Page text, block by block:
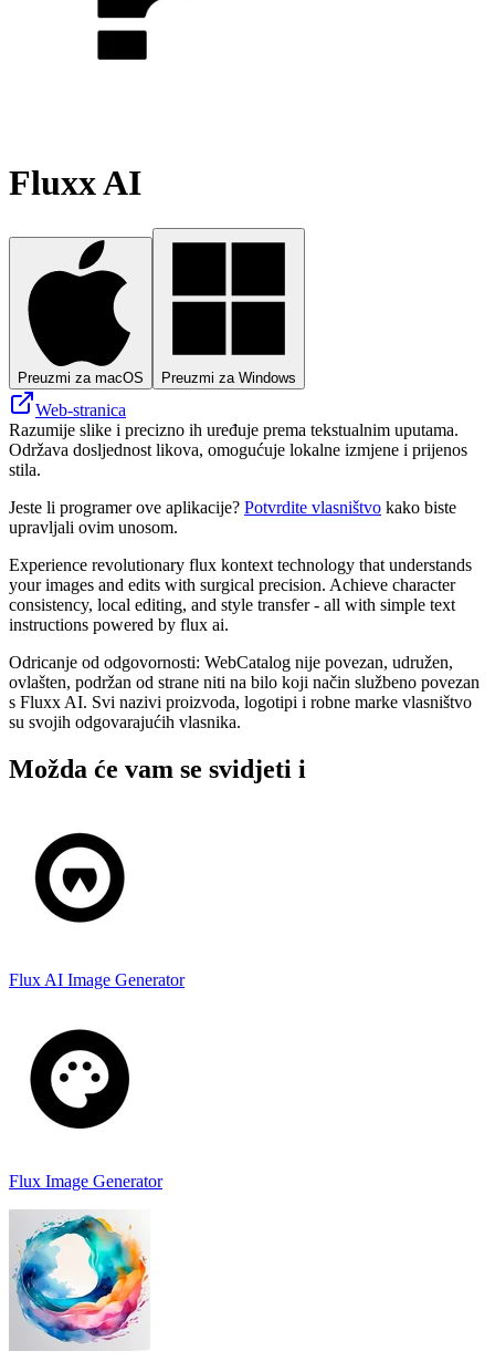
Fluxx AI
Preuzmi za macOS Preuzmi za Windows
Web-stranica
Razumije slike i precizno ih uređuje prema tekstualnim uputama.
Održava dosljednost likova, omogućuje lokalne izmjene i prijenos
stila.
Jeste li programer ove aplikacije? Potvrdite vlasništvo kako biste
upravljali ovim unosom.
Experience revolutionary flux kontext technology that understands
your images and edits with surgical precision. Achieve character
consistency, local editing, and style transfer - all with simple text
instructions powered by flux ai.
Odricanje od odgovornosti: WebCatalog nije povezan, udružen,
ovlašten, podržan od strane niti na bilo koji način službeno povezan
s Fluxx AI. Svi nazivi proizvoda, logotipi i robne marke vlasništvo
su svojih odgovarajućih vlasnika.
Možda će vam se svidjeti i
Flux AI Image Generator
Flux Image Generator